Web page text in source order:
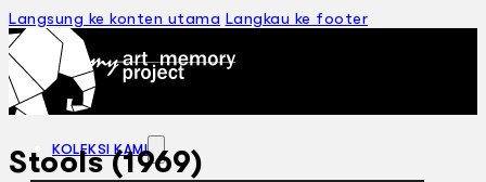
Langsung ke konten utama Langkau ke footer
KOLEKSI KAMI
Stools (1969)